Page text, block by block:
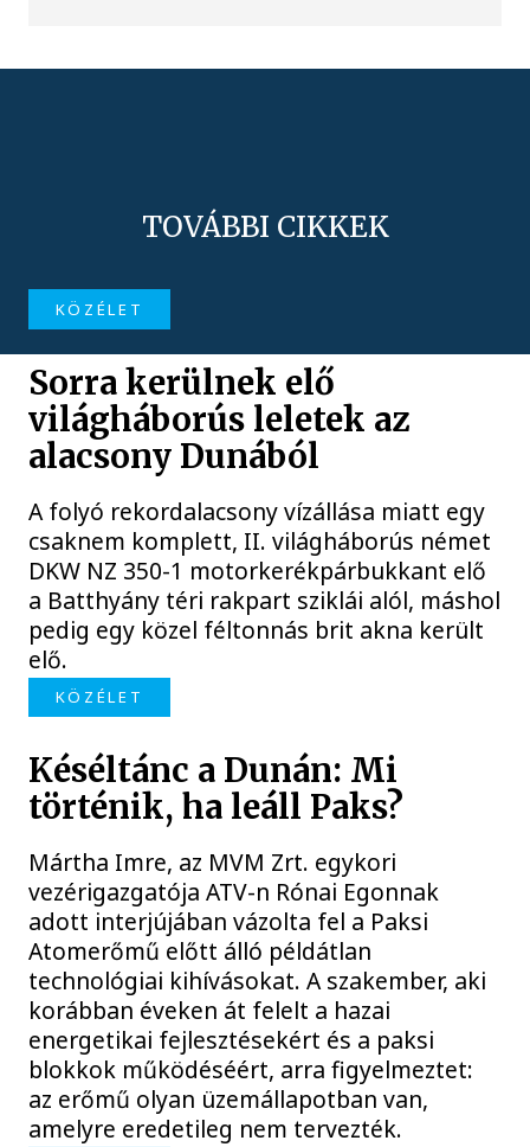
TOVÁBBI CIKKEK
KÖZÉLET
Sorra kerülnek elő
világháborús leletek az
alacsony Dunából
A folyó rekordalacsony vízállása miatt egy
csaknem komplett, II. világháborús német
DKW NZ 350-1 motorkerékpárbukkant elő
a Batthyány téri rakpart sziklái alól, máshol
pedig egy közel féltonnás brit akna került
elő.
KÖZÉLET
Késéltánc a Dunán: Mi
történik, ha leáll Paks?
Mártha Imre, az MVM Zrt. egykori
vezérigazgatója ATV-n Rónai Egonnak
adott interjújában vázolta fel a Paksi
Atomerőmű előtt álló példátlan
technológiai kihívásokat. A szakember, aki
korábban éveken át felelt a hazai
energetikai fejlesztésekért és a paksi
blokkok működéséért, arra figyelmeztet:
az erőmű olyan üzemállapotban van,
amelyre eredetileg nem tervezték.